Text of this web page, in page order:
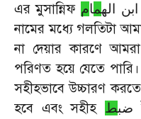
এর মুসান্নিফ ابن الهمام
নামের মধ্যে গলতিটা
না দেয়ার কারণে আমরা
পরিণত হয়ে যেতে পারি।
সহীহভাবে উচ্চারণ করতে
হবে এবং সহীহ ضبط